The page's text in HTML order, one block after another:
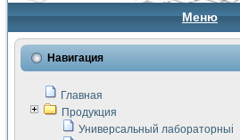
Меню
Навигация
Главная
Продукция
Универсальный лабораторный